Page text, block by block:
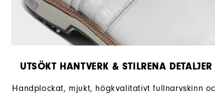
UTSÖKT HANTVERK & STILRENA DETALJER
Handplockat, mjukt, högkvalitativt fullnarvskinn